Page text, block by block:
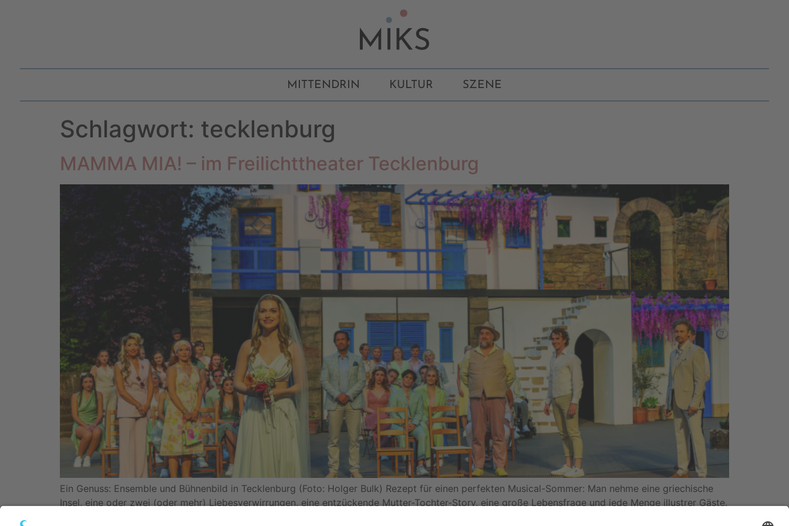
MITTENDRIN KULTUR SZENE
Schlagwort: tecklenburg
MAMMA MIA! – im Freilichttheater Tecklenburg
Ein Genuss: Ensemble und Bühnenbild in Tecklenburg (Foto: Holger Bulk) Rezept für einen perfekten Musical-Sommer: Man nehme eine griechische
Insel, eine oder zwei (oder mehr) Liebesverwirrungen, eine entzückende Mutter-Tochter-Story, eine große Lebensfrage und jede Menge illustrer Gäste.